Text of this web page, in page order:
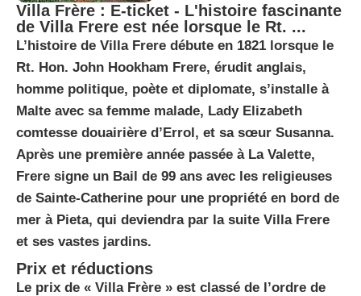
Villa Frère : E-ticket - L'histoire fascinante
de Villa Frere est née lorsque le Rt. ...
L’histoire de Villa Frere débute en 1821 lorsque le
Rt. Hon. John Hookham Frere, érudit anglais,
homme politique, poète et diplomate, s’installe à
Malte avec sa femme malade, Lady Elizabeth
comtesse douairière d’Errol, et sa sœur Susanna.
Après une première année passée à La Valette,
Frere signe un Bail de 99 ans avec les religieuses
de Sainte-Catherine pour une propriété en bord de
mer à Pieta, qui deviendra par la suite Villa Frere
et ses vastes jardins.
Prix et réductions
Le prix de « Villa Frère » est classé de l’ordre de